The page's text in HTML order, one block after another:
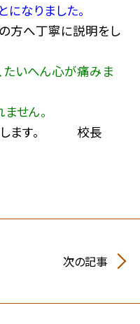
になりました。
方へ丁寧に説明をし
たいへん心が痛みま
せん。
致します。 校長
次の記事